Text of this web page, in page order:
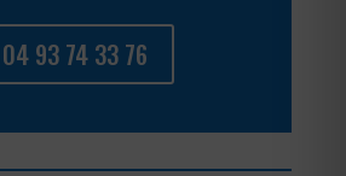
04 93 74 33 76